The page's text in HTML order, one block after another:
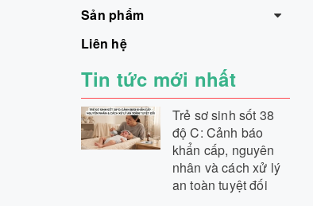
Sản phẩm
Liên hệ
Tin tức mới nhất
Trẻ sơ sinh sốt 38
độ C: Cảnh báo
khẩn cấp, nguyên
nhân và cách xử lý
an toàn tuyệt đối